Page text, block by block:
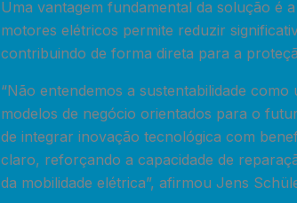
Uma vantagem fundamental da solução é
motores elétricos permite reduzir
contribuindo de forma direta para a
“Não entendemos a sustentabilidade
modelos de negócio orientados para o
de integrar inovação tecnológica com
claro, reforçando a capacidade de
da mobilidade elétrica”, afirmou Jens